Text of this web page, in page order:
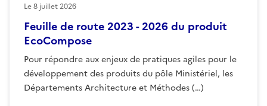
Feuille de route 2023 - 2026 du produit
EcoCompose
Pour répondre aux enjeux de pratiques agiles pour le
développement des produits du pôle Ministériel, les
Départements Architecture et Méthodes (…)
Le8 juillet 2026